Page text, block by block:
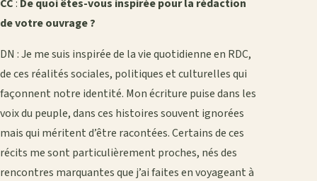
CC : De quoi êtes-vous inspirée pour la rédaction
de votre ouvrage ?
DN : Je me suis inspirée de la vie quotidienne en RDC,
de ces réalités sociales, politiques et culturelles qui
façonnent notre identité. Mon écriture puise dans les
voix du peuple, dans ces histoires souvent ignorées
mais qui méritent d’être racontées. Certains de ces
récits me sont particulièrement proches, nés des
rencontres marquantes que j’ai faites en voyageant à